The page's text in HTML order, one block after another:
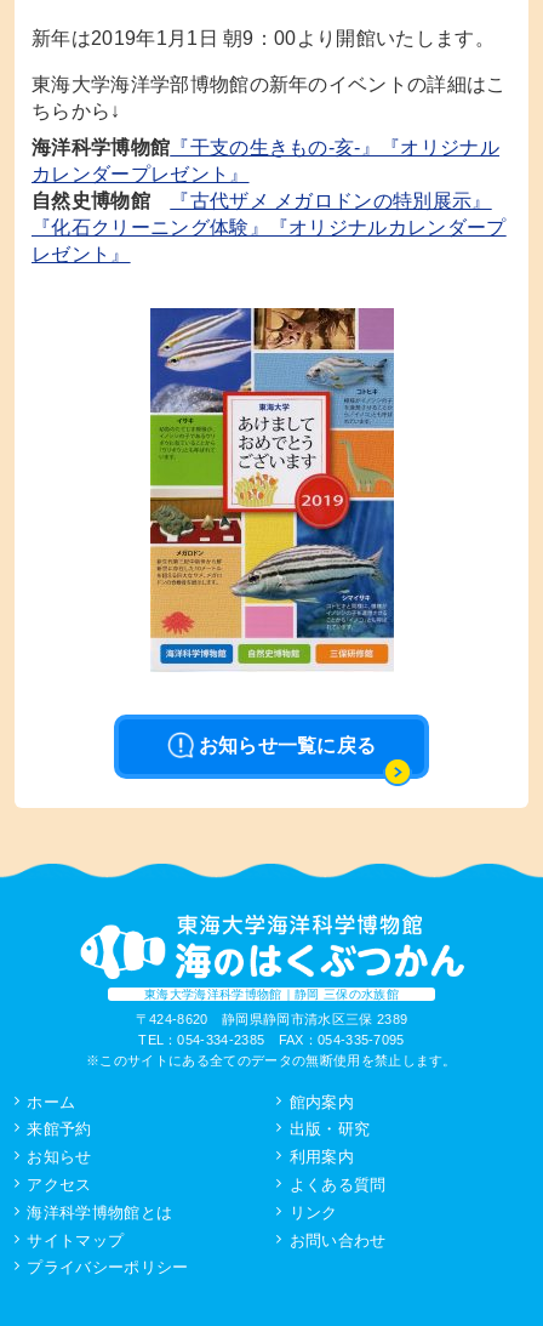
新年は2019年1月1日 朝9：00より開館いたします。
東海大学海洋学部博物館の新年のイベントの詳細はこ
ちらから↓
海洋科学博物館 『干支の生きもの-亥-』『オリジナル
カレンダープレゼント』
自然史博物館
『古代ザメ メガロドンの特別展示』
『化石クリーニング体験』『オリジナルカレンダープ
レゼント』
お知らせ一覧に戻る
東海大学海洋科学博物館｜静岡 三保の水族館
〒424-8620 静岡県静岡市清水区三保 2389
TEL：054-334-2385 FAX：054-335-7095
※このサイトにある全てのデータの無断使用を禁止します。
ホーム
館内案内
来館予約
出版・研究
お知らせ
利用案内
アクセス
よくある質問
海洋科学博物館とは
リンク
サイトマップ
お問い合わせ
プライバシーポリシー